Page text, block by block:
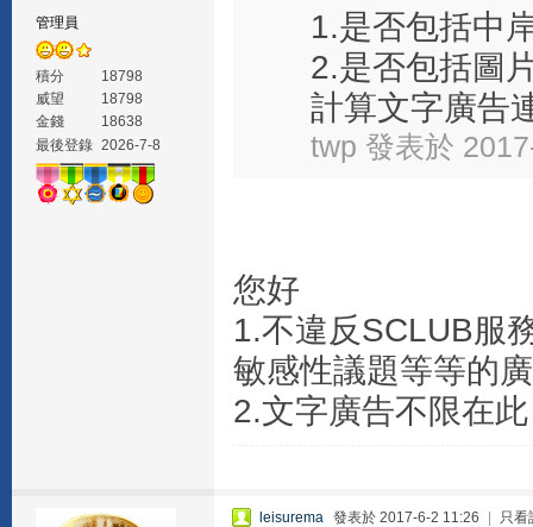
管理員
積分
18798
威望
18798
金錢
18638
最後登錄 2026-7-8
1.是否包括中
2.是否包括圖
計算文字廣告
twp 發表於
您好
1.不違反SCLUB服
敏感性議題等等的
2.文字廣告不限在
leisurema 發表於 2017-6-2 11:26 只看